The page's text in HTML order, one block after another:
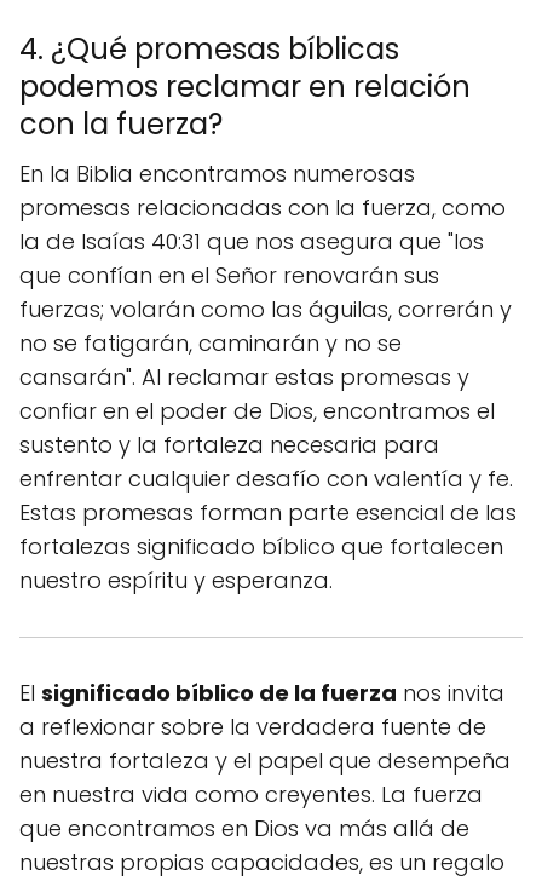
4. ¿Qué promesas bíblicas
podemos reclamar en relación
con la fuerza?
En la Biblia encontramos numerosas
promesas relacionadas con la fuerza, como
la de Isaías 40:31 que nos asegura que "los
que confían en el Señor renovarán sus
fuerzas; volarán como las águilas, correrán y
no se fatigarán, caminarán y no se
cansarán". Al reclamar estas promesas y
confiar en el poder de Dios, encontramos el
sustento y la fortaleza necesaria para
enfrentar cualquier desafío con valentía y fe.
Estas promesas forman parte esencial de las
fortalezas significado bíblico que fortalecen
nuestro espíritu y esperanza.
El significado bíblico de la fuerza nos invita
a reflexionar sobre la verdadera fuente de
nuestra fortaleza y el papel que desempeña
en nuestra vida como creyentes. La fuerza
que encontramos en Dios va más allá de
nuestras propias capacidades, es un regalo